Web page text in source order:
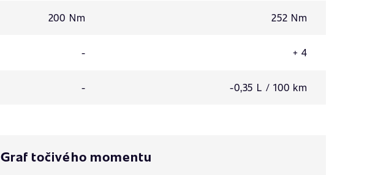
200 Nm 252 Nm
- + 4
- -0,35 L / 100 km
Graf točivého momentu